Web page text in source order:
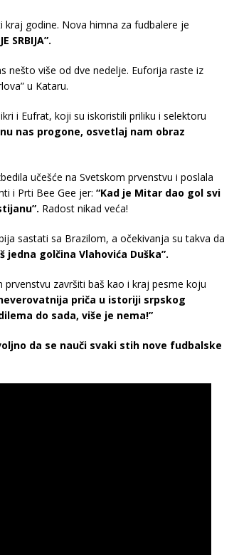
godine. Nova himna za fudbalere je
SRBIJA”.
nešto više od dve nedelje. Euforija raste iz
u Kataru.
i Eufrat, koji su iskoristili priliku i selektoru
nas progone, osvetlaj nam obraz
učešće na Svetskom prvenstvu i poslala
i Prti Bee Gee jer: “Kad je Mitar dao gol svi
Radost nikad veća!
sastati sa Brazilom, a očekivanja su takva da
golčina Vlahovića Duška”.
završiti baš kao i kraj pesme koju
priča u istoriji srpskog
do sada, više je nema!”
da se nauči svaki stih nove fudbalske